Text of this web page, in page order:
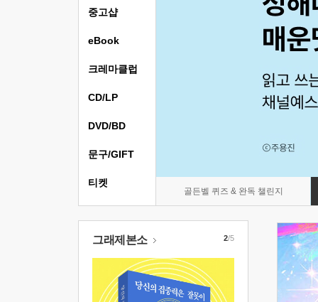
골든벨 퀴즈 & 완독 챌린지
중고샵
eBook
크레마클럽
CD/LP
DVD/BD
문구/GIFT
티켓
그래제본소 2/5